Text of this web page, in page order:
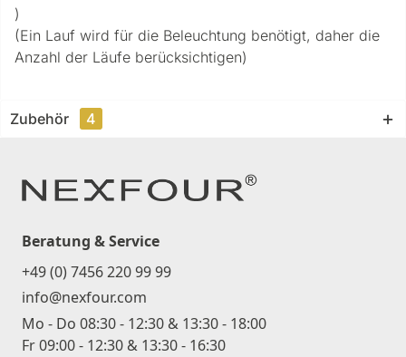
)
(Ein Lauf wird für die Beleuchtung benötigt, daher die
Anzahl der Läufe berücksichtigen)
Zubehör 4
Beratung & Service
+49 (0) 7456 220 99 99
info@nexfour.com
Mo - Do 08:30 - 12:30 & 13:30 - 18:00
Fr 09:00 - 12:30 & 13:30 - 16:30